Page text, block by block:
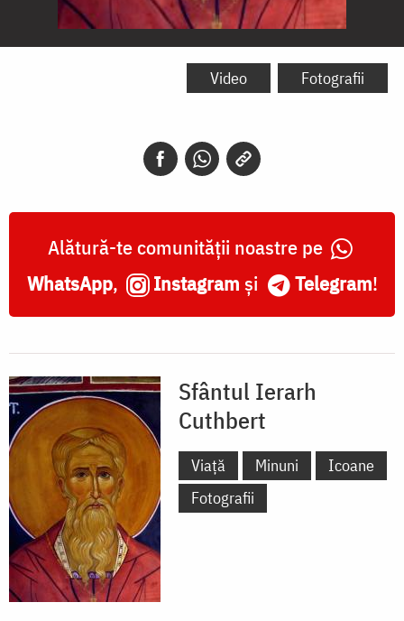
Sfântul
Video Fotografii
Alătură-te comunității noastre pe
WhatsApp, Instagram și Telegram!
Sfântul Ierarh
Cuthbert
Viață Minuni
Icoane
Fotografii